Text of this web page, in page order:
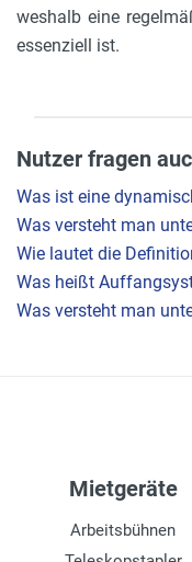
weshalb eine
essenziell ist.
Nutzer fragen
Was ist eine
Was versteht man
Wie lautet die
Was heißt
Was versteht man
Mietgeräte
Arbeitsbühnen